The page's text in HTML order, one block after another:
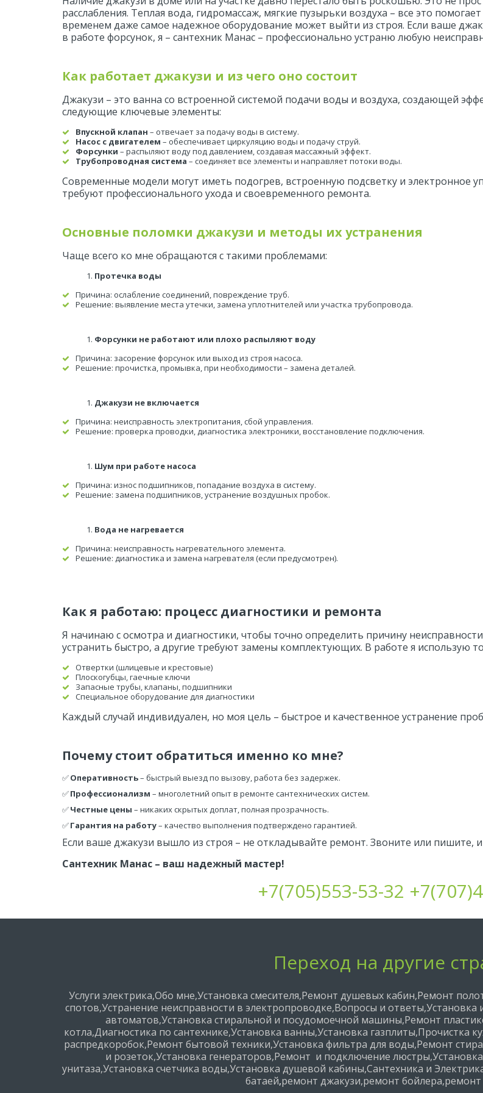
расслабления. Теплая вода, гидромассаж, мягкие пузырьки воздуха – все это
временем даже самое надежное оборудование может выйти из строя. Если ваше
в работе форсунок, я – сантехник Манас – профессионально устраню любую
Как работает джакузи и из чего оно состоит
Джакузи – это ванна со встроенной системой подачи воды и воздуха, создающей
следующие ключевые элементы:
Впускной клапан – отвечает за подачу воды в систему.
Насос с двигателем – обеспечивает циркуляцию воды и подачу струй.
Форсунки – распыляют воду под давлением, создавая массажный эффект.
Трубопроводная система – соединяет все элементы и направляет потоки воды.
Современные модели могут иметь подогрев, встроенную подсветку и электронное
требуют профессионального ухода и своевременного ремонта.
Основные поломки джакузи и методы их устранения
Чаще всего ко мне обращаются с такими проблемами:
Протечка воды
Причина: ослабление соединений, повреждение труб.
Решение: выявление места утечки, замена уплотнителей или участка трубопровода.
Форсунки не работают или плохо распыляют воду
Причина: засорение форсунок или выход из строя насоса.
Решение: прочистка, промывка, при необходимости – замена деталей.
Джакузи не включается
Причина: неисправность электропитания, сбой управления.
Решение: проверка проводки, диагностика электроники, восстановление подключения.
Шум при работе насоса
Причина: износ подшипников, попадание воздуха в систему.
Решение: замена подшипников, устранение воздушных пробок.
Вода не нагревается
Причина: неисправность нагревательного элемента.
Решение: диагностика и замена нагревателя (если предусмотрен).
Как я работаю: процесс диагностики и ремонта
Я начинаю с осмотра и диагностики, чтобы точно определить причину
устранить быстро, а другие требуют замены комплектующих. В работе я использую
Отвертки (шлицевые и крестовые)
Плоскогубцы, гаечные ключи
Запасные трубы, клапаны, подшипники
Специальное оборудование для диагностики
Каждый случай индивидуален, но моя цель – быстрое и качественное устранение
Почему стоит обратиться именно ко мне?
✅ Оперативность – быстрый выезд по вызову, работа без задержек.
✅ Профессионализм – многолетний опыт в ремонте сантехнических систем.
✅ Честные цены – никаких скрытых доплат, полная прозрачность.
✅ Гарантия на работу – качество выполнения подтверждено гарантией.
Если ваше джакузи вышло из строя – не откладывайте ремонт. Звоните или пишите,
Сантехник Манас – ваш надежный мастер!
+7(705)553-53-32
Переход на другие
Услуги электрика,Обо мне,Установка смесителя,Ремонт душевых кабин,Ремонт
спотов,Устранение неисправности в электропроводке,Вопросы и ответы,Установка
автоматов,Установка стиральной и посудомоечной машины,Ремонт
котла,Диагностика по сантехнике,Установка ванны,Установка газплиты,Прочистка
распредкоробок,Ремонт бытовой техники,Установка фильтра для воды,Ремонт
и розеток,Установка генераторов,Ремонт  и подключение люстры,
унитаза,Установка счетчика воды,Установка душевой кабины,Сантехника и
батаей,ремонт джакузи,ремонт бойлера,ремонт